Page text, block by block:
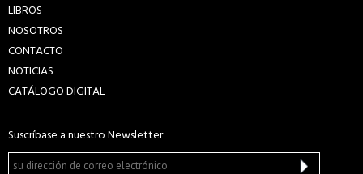
LIBROS
NOSOTROS
CONTACTO
NOTICIAS
CATÁLOGO DIGITAL
Suscríbase a nuestro Newsletter